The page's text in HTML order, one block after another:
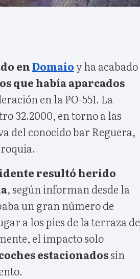
enDomaio y ha acabado
que había aparcados
en la PO-551. La
32.2000, en torno a las
del conocido bar Reguera,
resultó herido
, según informan desde la
un gran número de
a los pies de la terraza de
el impacto solo
estacionadossin